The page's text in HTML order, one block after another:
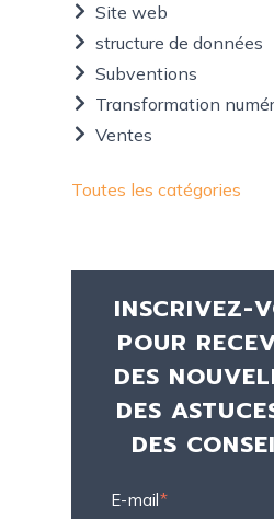
Site web
structure de données
Subventions
Transformation
Ventes
Toutes les catégories
INSCRIVEZ-
POUR
DES
DES
DES
E-mail*